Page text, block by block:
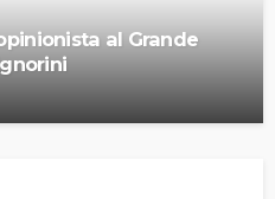
al Grande